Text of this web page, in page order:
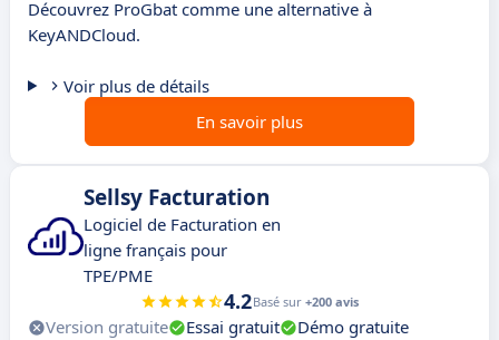
Découvrez ProGbat comme une alternative à
KeyANDCloud.
Voir plus de détails
En savoir plus
Sellsy Facturation
Logiciel de Facturation en
ligne français pour
TPE/PME
4.2Basé sur +200 avis
Version gratuite Essai gratuit
Démo gratuite